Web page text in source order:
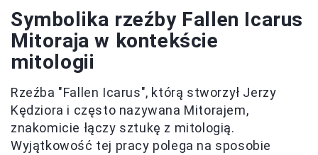
Symbolika rzeźby Fallen Icarus
Mitoraja w kontekście
mitologii
Rzeźba "Fallen Icarus", którą stworzył Jerzy
Kędziora i często nazywana Mitorajem,
znakomicie łączy sztukę z mitologią.
Wyjątkowość tej pracy polega na sposobie